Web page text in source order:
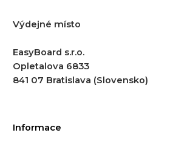
Výdejné místo
EasyBoard s.r.o.
Opletalova 6833
841 07 Bratislava (Slovensko)
Informace